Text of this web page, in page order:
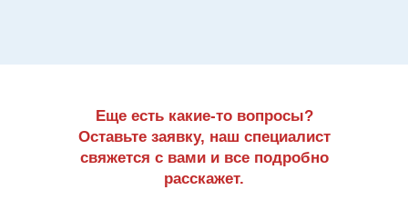
Еще есть какие-то вопросы?
Оставьте заявку, наш специалист
свяжется с вами и все подробно
расскажет.